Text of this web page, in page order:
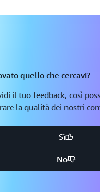
quello che cercavi?
il tuo feedback, così
la qualità dei nostri
Sì
No